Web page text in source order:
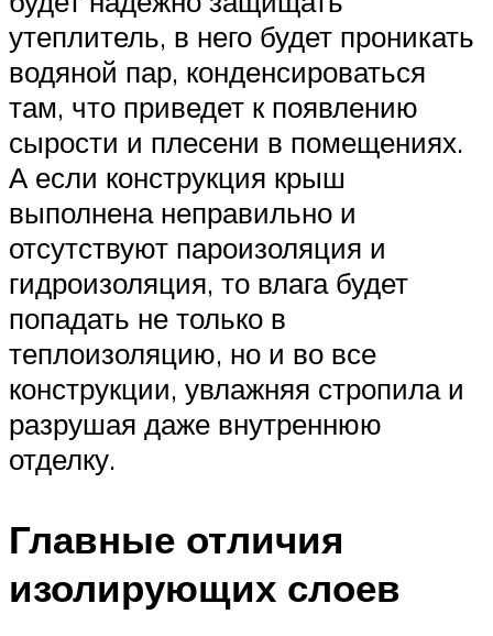
утеплитель, в него будет проникать
водяной пар, конденсироваться
там, что приведет к появлению
сырости и плесени в помещениях.
А если конструкция крыш
выполнена неправильно и
отсутствуют пароизоляция и
гидроизоляция, то влага будет
попадать не только в
теплоизоляцию, но и во все
конструкции, увлажняя стропила и
разрушая даже внутреннюю
отделку.
Главные отличия
изолирующих слоев